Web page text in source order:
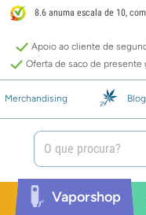
8.6 anuma escala de 10,
Apoio ao cliente de
Oferta de saco de presente
Merchandising
Vaporshop